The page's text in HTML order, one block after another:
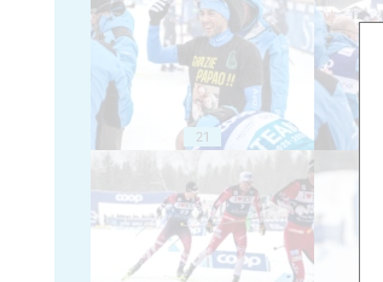
21